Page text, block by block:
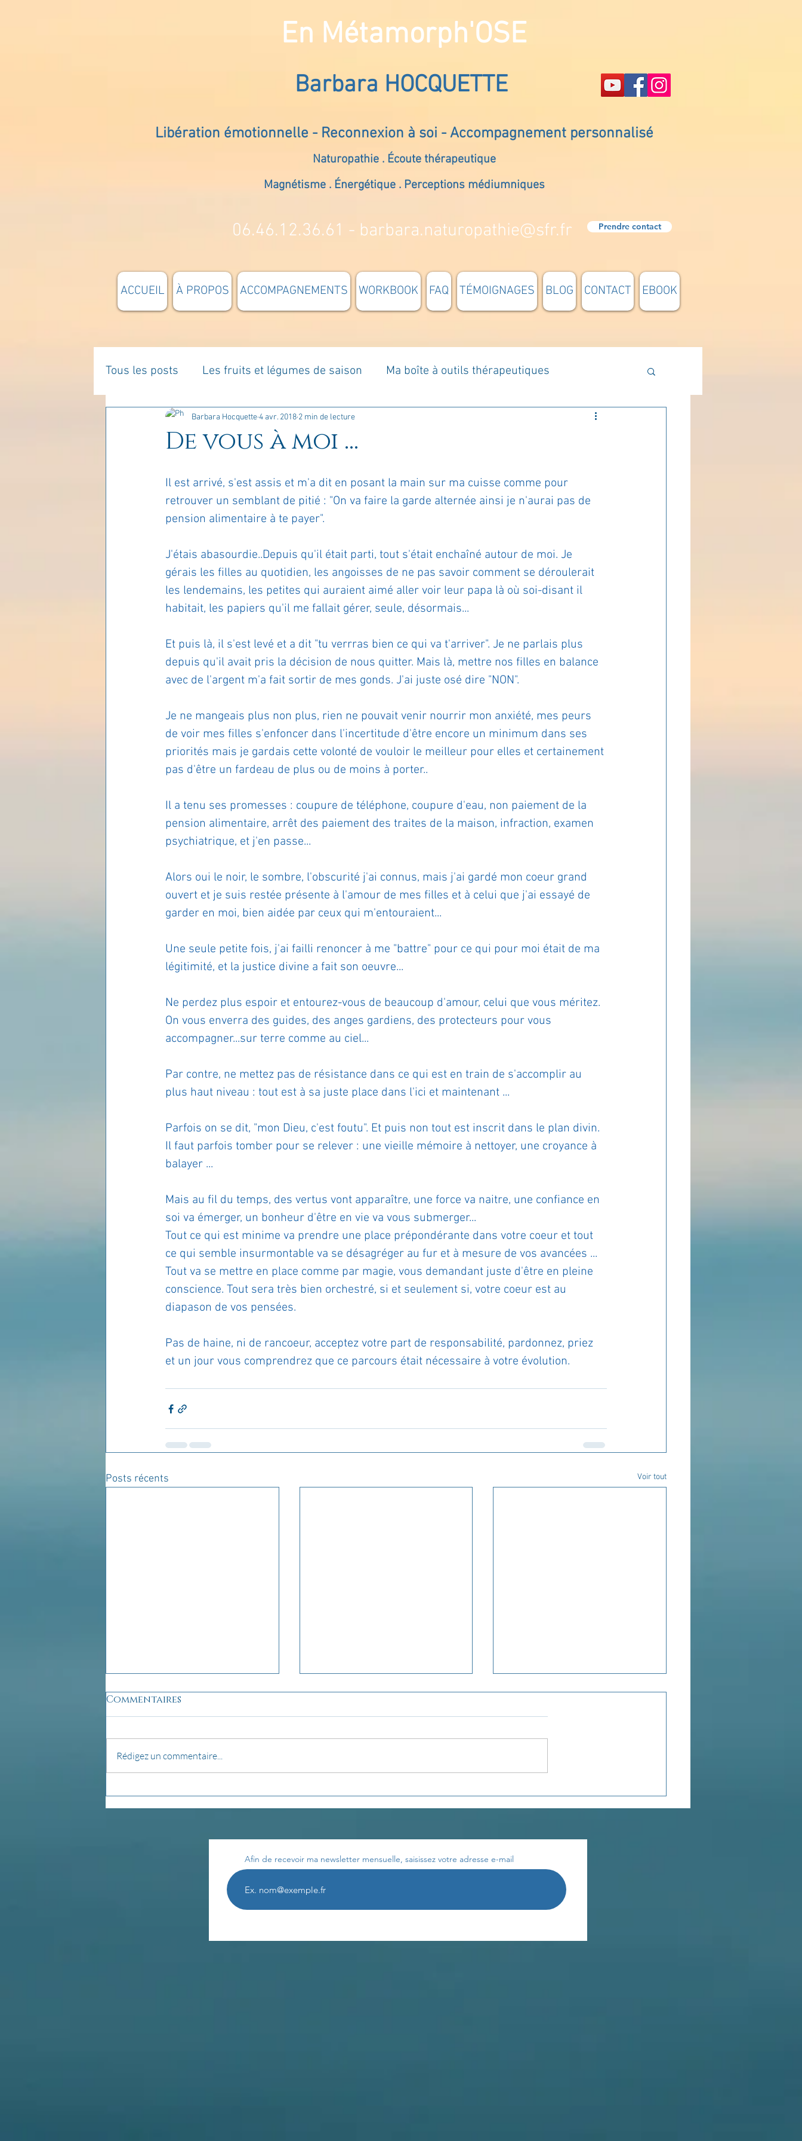
En Métamorph'OSE
Barbara HOCQUETTE
Libération émotionnelle - Reconnexion à soi - Accompagnement personnalisé
Naturopathie . Écoute thérapeutique
Magnétisme . Énergétique . Perceptions médiumniques
06.46.12.36.61 - barbara.naturopathie@sfr.fr Prendre contact
ACCUEIL À PROPOS ACCOMPAGNEMENTS WORKBOOK FAQ TÉMOIGNAGES BLOG CONTACT EBOOK
Tous les posts Les fruits et légumes de saison Ma boîte à outils thérapeutiques
La parentalité De vous à moi... Rome : voyage Méthodologie
estime de soi Votre communauté
Les lois universelles Journal de bord Terestchenko Pensée du jour ADOLAND
De vous à moi ...
Barbara Hocquette4 avr. 2018 2 min de lecture
Il est arrivé, s'est assis et m'a dit en posant la main sur ma cuisse comme pour
retrouver un semblant de pitié : "On va faire la garde alternée ainsi je n'aurai pas de
pension alimentaire à te payer".
J'étais abasourdie..Depuis qu'il était parti, tout s'était enchaîné autour de moi. Je
gérais les filles au quotidien, les angoisses de ne pas savoir comment se déroulerait
les lendemains, les petites qui auraient aimé aller voir leur papa là où soi-disant il
habitait, les papiers qu'il me fallait gérer, seule, désormais...
Et puis là, il s'est levé et a dit "tu verrras bien ce qui va t'arriver". Je ne parlais plus
depuis qu'il avait pris la décision de nous quitter. Mais là, mettre nos filles en balance
avec de l'argent m'a fait sortir de mes gonds. J'ai juste osé dire "NON".
Je ne mangeais plus non plus, rien ne pouvait venir nourrir mon anxiété, mes peurs
de voir mes filles s'enfoncer dans l'incertitude d'être encore un minimum dans ses
priorités mais je gardais cette volonté de vouloir le meilleur pour elles et certainement
pas d'être un fardeau de plus ou de moins à porter..
Il a tenu ses promesses : coupure de téléphone, coupure d'eau, non paiement de la
pension alimentaire, arrêt des paiement des traites de la maison, infraction, examen
psychiatrique, et j'en passe...
Alors oui le noir, le sombre, l'obscurité j'ai connus, mais j'ai gardé mon coeur grand
ouvert et je suis restée présente à l'amour de mes filles et à celui que j'ai essayé de
garder en moi, bien aidée par ceux qui m'entouraient...
Une seule petite fois, j'ai failli renoncer à me "battre" pour ce qui pour moi était de ma
légitimité, et la justice divine a fait son oeuvre...
Ne perdez plus espoir et entourez-vous de beaucoup d'amour, celui que vous méritez.
On vous enverra des guides, des anges gardiens, des protecteurs pour vous
accompagner...sur terre comme au ciel...
Par contre, ne mettez pas de résistance dans ce qui est en train de s'accomplir au
plus haut niveau : tout est à sa juste place dans l'ici et maintenant ...
Parfois on se dit, "mon Dieu, c'est foutu". Et puis non tout est inscrit dans le plan divin.
Il faut parfois tomber pour se relever : une vieille mémoire à nettoyer, une croyance à
balayer ...
Mais au fil du temps, des vertus vont apparaître, une force va naitre, une confiance en
soi va émerger, un bonheur d'être en vie va vous submerger...
Tout ce qui est minime va prendre une place prépondérante dans votre coeur et tout
ce qui semble insurmontable va se désagréger au fur et à mesure de vos avancées ...
Tout va se mettre en place comme par magie, vous demandant juste d'être en pleine
conscience. Tout sera très bien orchestré, si et seulement si, votre coeur est au
diapason de vos pensées.
Pas de haine, ni de rancoeur, acceptez votre part de responsabilité, pardonnez, priez
et un jour vous comprendrez que ce parcours était nécessaire à votre évolution.
Posts récents Voir tout
Développer la
visualisation
LA POROSITÉ
ÉMOTIONNELLE
Commentaires
Rédigez un commentaire...
Afin de recevoir ma newsletter mensuelle, saisissez votre adresse e-mail